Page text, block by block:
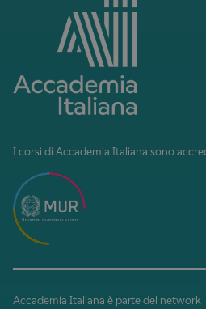
I corsi di Accademia Italiana sono
Accademia Italiana è parte del network